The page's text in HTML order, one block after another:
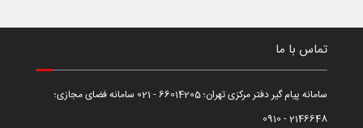
تماس با ما
سامانه پیام گیر دفتر مرکزی تهران؛ 66014205 - 021 سامانه فضای مجازی؛
2146648 - 0910